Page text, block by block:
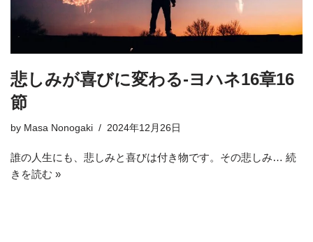
悲しみが喜びに変わる-ヨハネ16章16
節
by Masa Nonogaki 2024年12月26日
誰の人生にも、悲しみと喜びは付き物です。その悲しみ… 続
きを読む »